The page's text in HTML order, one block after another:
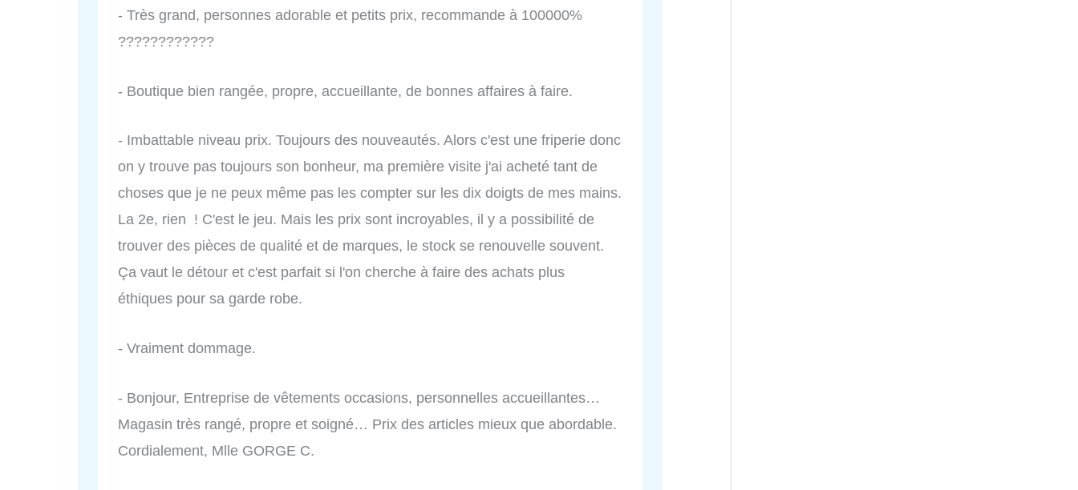
- Très grand, personnes adorable et petits prix, recommande à 100000%
????????????
- Boutique bien rangée, propre, accueillante, de bonnes affaires à faire.
- Imbattable niveau prix. Toujours des nouveautés. Alors c'est une friperie donc
on y trouve pas toujours son bonheur, ma première visite j'ai acheté tant de
choses que je ne peux même pas les compter sur les dix doigts de mes mains.
La 2e, rien ! C'est le jeu. Mais les prix sont incroyables, il y a possibilité de
trouver des pièces de qualité et de marques, le stock se renouvelle souvent.
Ça vaut le détour et c'est parfait si l'on cherche à faire des achats plus
éthiques pour sa garde robe.
- Vraiment dommage.
- Bonjour, Entreprise de vêtements occasions, personnelles accueillantes…
Magasin très rangé, propre et soigné… Prix des articles mieux que abordable.
Cordialement, Mlle GORGE C.